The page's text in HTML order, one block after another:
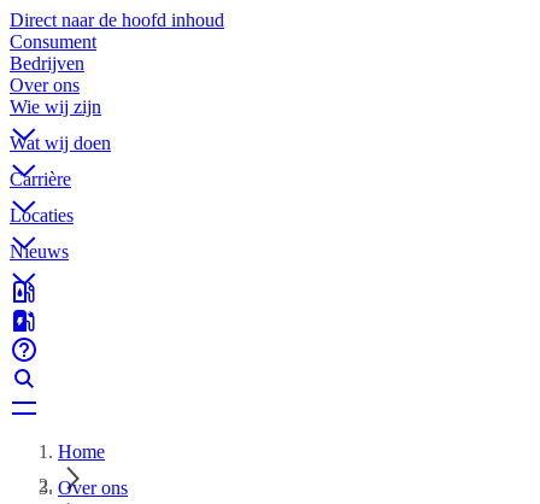
Direct naar de hoofd inhoud
Consument
Bedrijven
Over ons
Wie wij zijn
Wat wij doen
Carrière
Locaties
Nieuws
Home
Over ons